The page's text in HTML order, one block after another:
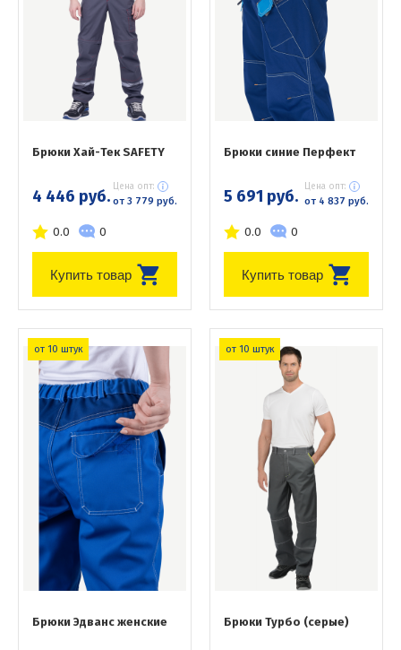
Брюки Хай-Тек SAFETY
4 446 руб. Цена опт:
от 3 779 руб.
0.0 0
Купить товар
Брюки синие Перфект
5 691 руб. Цена опт:
от 4 837 руб.
0.0 0
Купить товар
от 10 штук
Брюки Эдванс женские
от 10 штук
Брюки Турбо (серые)